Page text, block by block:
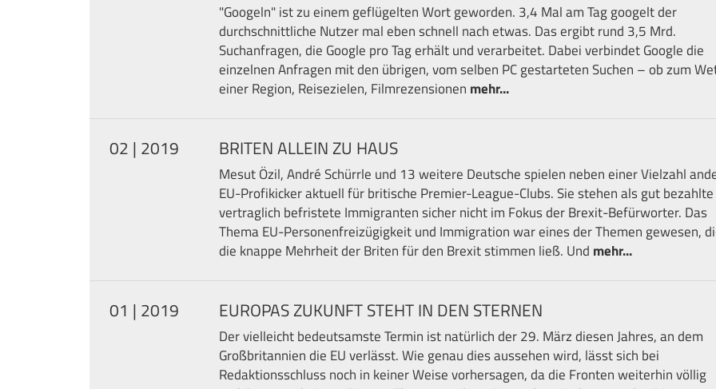
"Googeln" ist zu einem geflügelten Wort geworden. 3,4 Mal am Tag googelt der
durchschnittliche Nutzer mal eben schnell nach etwas. Das ergibt rund 3,5 Mrd.
Suchanfragen, die Google pro Tag erhält und verarbeitet. Dabei verbindet Google die
einzelnen Anfragen mit den übrigen, vom selben PC gestarteten Suchen – ob zum
einer Region, Reisezielen, Filmrezensionen mehr...
02 | 2019 BRITEN ALLEIN ZU HAUS
Mesut Özil, André Schürrle und 13 weitere Deutsche spielen neben einer Vielzahl
EU-Profikicker aktuell für britische Premier-League-Clubs. Sie stehen als gut
vertraglich befristete Immigranten sicher nicht im Fokus der Brexit-Befürworter. Das
Thema EU-Personenfreizügigkeit und Immigration war eines der Themen gewesen,
die knappe Mehrheit der Briten für den Brexit stimmen ließ. Und mehr...
01 | 2019 EUROPAS ZUKUNFT STEHT IN DEN STERNEN
Der vielleicht bedeutsamste Termin ist natürlich der 29. März diesen Jahres, an dem
Großbritannien die EU verlässt. Wie genau dies aussehen wird, lässt sich bei
Redaktionsschluss noch in keiner Weise vorhersagen, da die Fronten weiterhin völlig